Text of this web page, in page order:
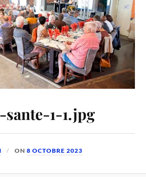
sante-1-1.jpg
ON8 OCTOBRE 2023